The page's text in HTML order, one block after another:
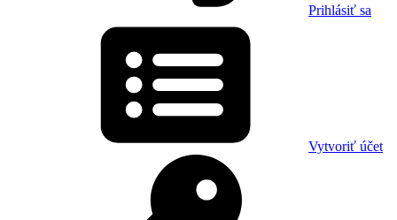
Prihlásiť sa
Vytvoriť účet